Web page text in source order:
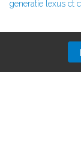
generatie lexus ct